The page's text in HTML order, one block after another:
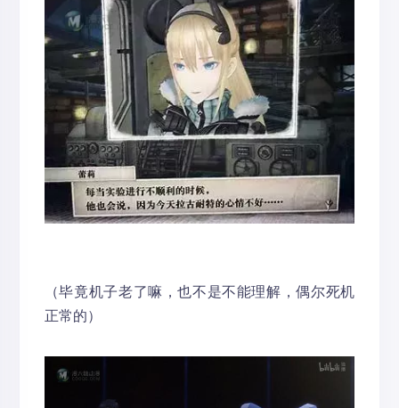
（毕竟机子老了嘛，也不是不能理解，偶尔死机
正常的）